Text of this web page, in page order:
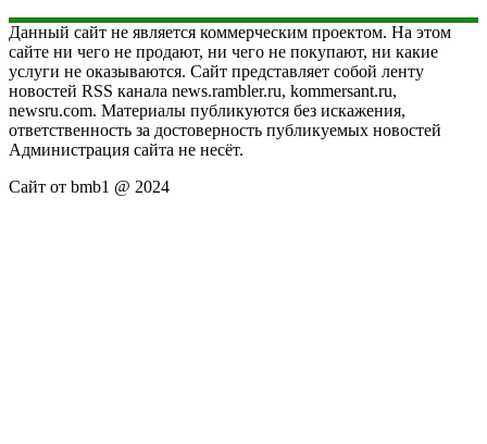
Данный сайт не является коммерческим проектом. На этом
сайте ни чего не продают, ни чего не покупают, ни какие
услуги не оказываются. Сайт представляет собой ленту
новостей RSS канала news.rambler.ru, kommersant.ru,
newsru.com. Материалы публикуются без искажения,
ответственность за достоверность публикуемых новостей
Администрация сайта не несёт.
Сайт от bmb1 @ 2024